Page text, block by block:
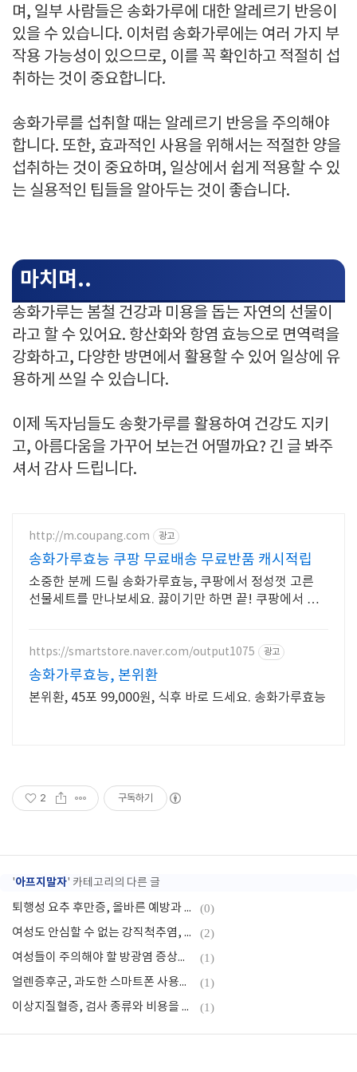
며, 일부 사람들은 송화가루에 대한 알레르기 반응이
있을 수 있습니다. 이처럼 송화가루에는 여러 가지 부
작용 가능성이 있으므로, 이를 꼭 확인하고 적절히 섭
취하는 것이 중요합니다.
송화가루를 섭취할 때는 알레르기 반응을 주의해야
합니다. 또한, 효과적인 사용을 위해서는 적절한 양을
섭취하는 것이 중요하며, 일상에서 쉽게 적용할 수 있
는 실용적인 팁들을 알아두는 것이 좋습니다.
마치며..
송화가루는 봄철 건강과 미용을 돕는 자연의 선물이
라고 할 수 있어요. 항산화와 항염 효능으로 면역력을
강화하고, 다양한 방면에서 활용할 수 있어 일상에 유
용하게 쓰일 수 있습니다.
이제 독자님들도 송홧가루를 활용하여 건강도 지키
고, 아름다움을 가꾸어 보는건 어떨까요? 긴 글 봐주
셔서 감사 드립니다.
http://m.coupang.com 광고
송화가루효능 쿠팡 무료배송 무료반품 캐시적립
소중한 분께 드릴 송화가루효능, 쿠팡에서 정성껏 고른
선물세트를 만나보세요. 끓이기만 하면 끝! 쿠팡에서 다
https://smartstore.naver.com/output1075 광고
송화가루효능, 본위환
본위환, 45포 99,000원, 식후 바로 드세요. 송화가루효능
2 구독하기
'아프지말자' 카테고리의 다른 글
퇴행성 요추 후만증, 올바른 예방과 관리법 (0)
여성도 안심할 수 없는 강직척추염, 이렇게 대비하세요! (2)
여성들이 주의해야 할 방광염 증상과 10가지 관리 팁! (1)
얼렌증후군, 과도한 스마트폰 사용으로 눈 건강의 적신호! (1)
이상지질혈증, 검사 종류와 비용을 알아보자. (1)